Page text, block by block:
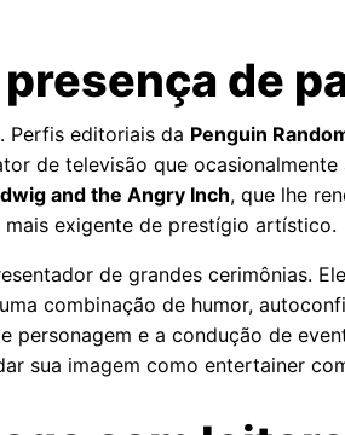
de
Perfis editoriais da Penguin
de televisão que
and the Angry Inch, que lhe
exigente de prestígio artístico.
de grandes cerimônias.
combinação de humor,
e a condução de
sua imagem como entertainer